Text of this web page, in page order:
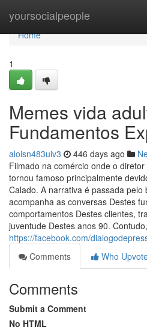
yoursocialpeople
Home
Home
1
Memes vida
Fundamentos
aloisn483uiv3 446 days ago
Filmado na comércio onde o
tornou famoso principalmente
Calado. A narrativa é passada pelo
acompanha as conversas Destes
comportamentos Destes clientes,
juventude Destes anos 90. Contudo,
https://facebook.com/
Comments
Who
Comments
Submit a Comment
No HTML